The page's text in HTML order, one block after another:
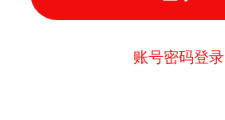
账号密码登录